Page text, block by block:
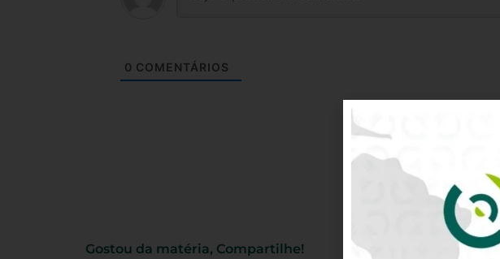
0 COMENTÁRIOS
Gostou da matéria, Compartilhe!